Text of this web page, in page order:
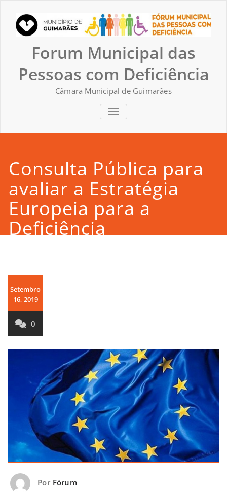
content
Forum Municipal das
Pessoas com Deficiência
Câmara Municipal de Guimarães
TOGGLE NAVIGATION
Consulta Pública para
avaliar a Estratégia
Europeia para a
Deficiência
Setembro
16, 2019
0
Por Fórum